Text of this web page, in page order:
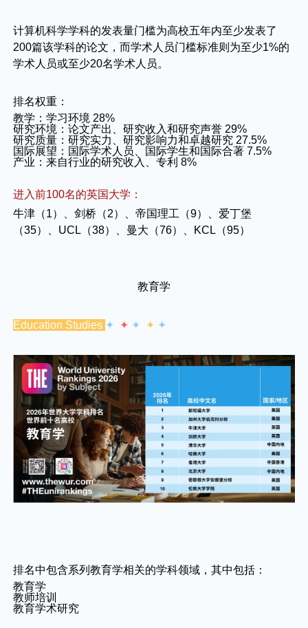
计算机科学学科的发表量门槛为高校五年内至少发表了
200篇该学科的论文，而学术人员门槛标准则为至少1%的
学术人员或至少20名学术人员。
排名权重：
教学：学习环境 28%
研究环境：论文产出、研究收入和研究声誉 29%
研究质量：研究实力、研究影响力和卓越研究 27.5%
国际展望：国际学术人员、国际学生和国际合著 7.5%
产业：来自行业的研究收入、专利 8%
进入前100名的英国大学：
牛津（1）、剑桥（2）、帝国理工（9）、爱丁堡
（35）、UCL（38）、曼大（76）、KCL（95）
教育学
Education Studies ✦ ✦ ✦ ✦ ✦
排名中包含系列教育学相关的学科领域，其中包括：
教育学
教师培训
教育学术研究